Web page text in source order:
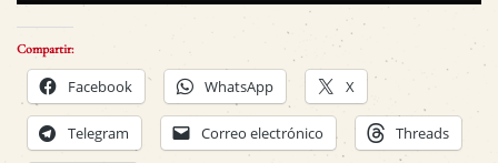
Compartir:
Facebook WhatsApp X
Telegram Correo electrónico Threads